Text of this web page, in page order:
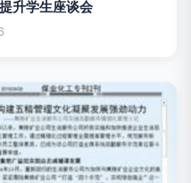
升学生座谈会